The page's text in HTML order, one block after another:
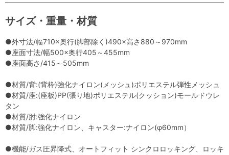
サイズ・重量・材質
●外寸法/幅710×奥行(脚部除く)490×高さ880～970mm
●座面寸法/幅500×奥行405～455mm
●座面高さ/415～505mm
●材質/背:(背枠)強化ナイロン(メッシュ)ポリエステル弾性メッシュ
●材質/座:(座板)PP(張り地)ポリエステル(クッション)モールドウレ
タン
●材質/肘:強化ナイロン
●材質/脚:強化ナイロン、キャスター:ナイロン(φ60mm）
●機能/ガス圧昇降式、オートフィット シンクロロッキング、ロッキ